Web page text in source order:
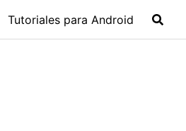
Tutoriales para Android